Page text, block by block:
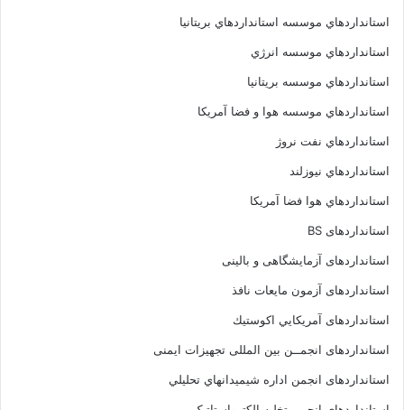
استانداردهاي موسسه استانداردهاي بريتانيا
استانداردهاي موسسه انرژي
استانداردهاي موسسه بريتانيا
استانداردهاي موسسه هوا و فضا آمريکا
استانداردهاي نفت نروژ
استانداردهاي نيوزلند
استانداردهاي هوا فضا آمريکا
استانداردهای BS
استانداردهای آزمایشگاهی و بالینی
استانداردهای آزمون مایعات نافذ
استانداردهای آمريكايي اكوستيك
استانداردهای انجمــن بين المللى تجهيزات ايمنى
استانداردهای انجمن اداره شيميدانهاي تحليلي